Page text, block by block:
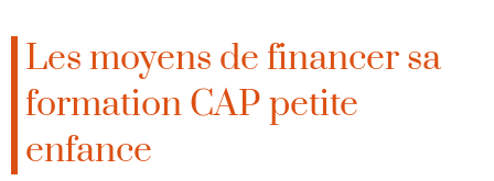
Les moyens de financer sa
formation CAP petite
enfance